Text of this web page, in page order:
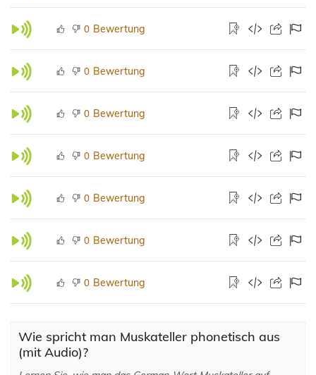
0 Bewertung
0 Bewertung
0 Bewertung
0 Bewertung
0 Bewertung
0 Bewertung
0 Bewertung
Wie spricht man Muskateller phonetisch aus
(mit Audio)?